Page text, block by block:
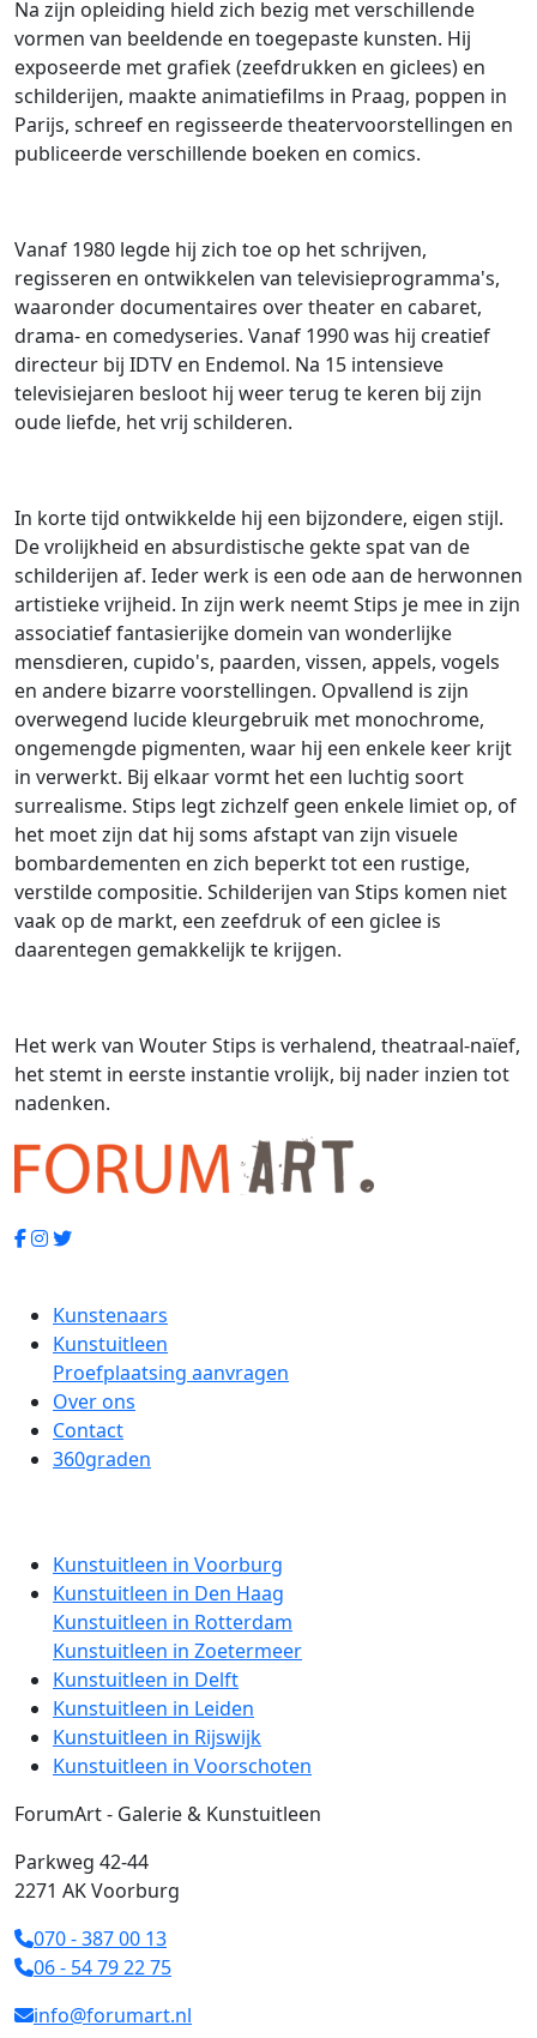
Na zijn opleiding hield zich bezig met verschillende
vormen van beeldende en toegepaste kunsten. Hij
exposeerde met grafiek (zeefdrukken en giclees) en
schilderijen, maakte animatiefilms in Praag, poppen in
Parijs, schreef en regisseerde theatervoorstellingen en
publiceerde verschillende boeken en comics.
Vanaf 1980 legde hij zich toe op het schrijven,
regisseren en ontwikkelen van televisieprogramma's,
waaronder documentaires over theater en cabaret,
drama- en comedyseries. Vanaf 1990 was hij creatief
directeur bij IDTV en Endemol. Na 15 intensieve
televisiejaren besloot hij weer terug te keren bij zijn
oude liefde, het vrij schilderen.
In korte tijd ontwikkelde hij een bijzondere, eigen stijl.
De vrolijkheid en absurdistische gekte spat van de
schilderijen af. Ieder werk is een ode aan de herwonnen
artistieke vrijheid. In zijn werk neemt Stips je mee in zijn
associatief fantasierijke domein van wonderlijke
mensdieren, cupido's, paarden, vissen, appels, vogels
en andere bizarre voorstellingen. Opvallend is zijn
overwegend lucide kleurgebruik met monochrome,
ongemengde pigmenten, waar hij een enkele keer krijt
in verwerkt. Bij elkaar vormt het een luchtig soort
surrealisme. Stips legt zichzelf geen enkele limiet op, of
het moet zijn dat hij soms afstapt van zijn visuele
bombardementen en zich beperkt tot een rustige,
verstilde compositie. Schilderijen van Stips komen niet
vaak op de markt, een zeefdruk of een giclee is
daarentegen gemakkelijk te krijgen.
Het werk van Wouter Stips is verhalend, theatraal-naïef,
het stemt in eerste instantie vrolijk, bij nader inzien tot
nadenken.
Kunstenaars
Kunstuitleen
Proefplaatsing aanvragen
Over ons
Contact
360graden
Kunstuitleen in Voorburg
Kunstuitleen in Den Haag
Kunstuitleen in Rotterdam
Kunstuitleen in Zoetermeer
Kunstuitleen in Delft
Kunstuitleen in Leiden
Kunstuitleen in Rijswijk
Kunstuitleen in Voorschoten
ForumArt - Galerie & Kunstuitleen
Parkweg 42-44
2271 AK Voorburg
070 - 387 00 13
06 - 54 79 22 75
info@forumart.nl